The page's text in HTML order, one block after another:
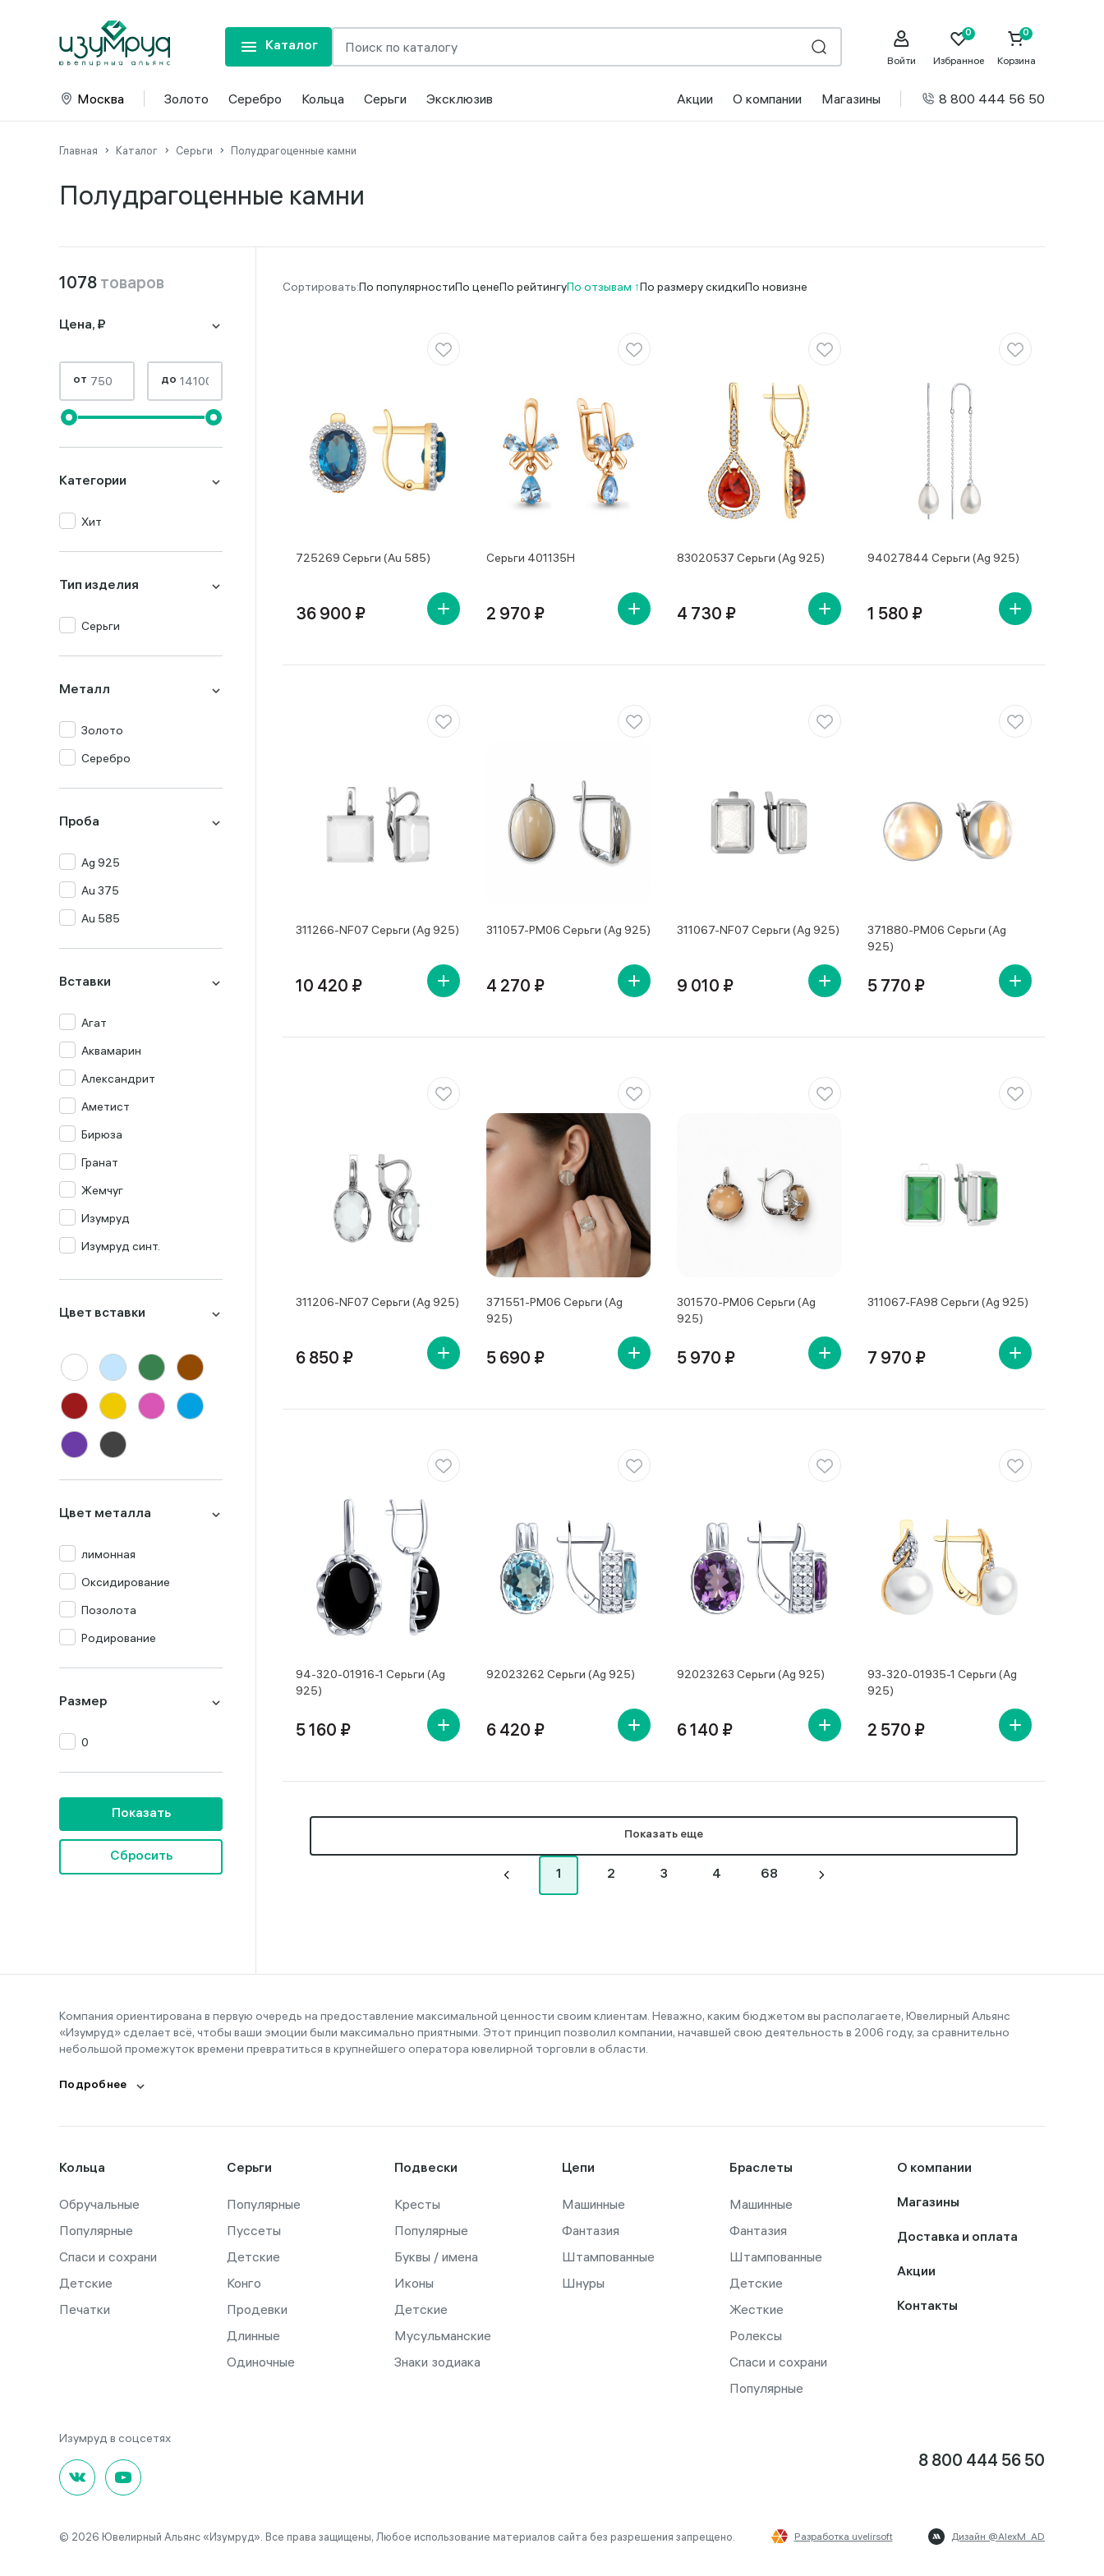
Каталог
Войти Избранное Корзина
Москва Золото Серебро Кольца Серьги Эксклюзив Акции О компании Магазины 8 800 444 56 50
Главная Каталог Серьги Полудрагоценные камни
Полудрагоценные камни
1078 товаров
Цена, ₽
от до
Категории
Хит
Тип изделия
Серьги
Металл
Золото
Серебро
Проба
Ag 925
Au 375
Au 585
Вставки
Агат
Аквамарин
Александрит
Аметист
Бирюза
Гранат
Жемчуг
Изумруд
Изумруд синт.
Малахит
Миксы
Оникс
Опал
Раух-топаз
Родолит
Топаз
Турмалин
Фианит
Янтарь
Цвет вставки
Цвет металла
лимонная
Оксидирование
Позолота
Родирование
Размер
0
Показать
Сбросить
По популярностиПо ценеПо рейтингуПо отзывам По размеру скидкиПо новизне
725269 Серьги (Au 585)
36 900 ₽
Серьги 401135Н
2 970 ₽
83020537 Серьги (Ag 925)
4 730 ₽
94027844 Серьги (Ag 925)
1 580 ₽
311266-NF07 Серьги (Ag 925)
10 420 ₽
311057-PM06 Серьги (Ag 925)
4 270 ₽
311067-NF07 Серьги (Ag 925)
9 010 ₽
371880-PM06 Серьги (Ag
925)
5 770 ₽
311206-NF07 Серьги (Ag 925)
6 850 ₽
371551-PM06 Серьги (Ag
925)
5 690 ₽
301570-PM06 Серьги (Ag
925)
5 970 ₽
311067-FA98 Серьги (Ag 925)
7 970 ₽
94-320-01916-1 Серьги (Ag
925)
5 160 ₽
92023262 Серьги (Ag 925)
6 420 ₽
92023263 Серьги (Ag 925)
6 140 ₽
93-320-01935-1 Серьги (Ag
925)
2 570 ₽
Показать еще
1 2 3 4 68
Компания ориентирована в первую очередь на предоставление максимальной ценности своим клиентам. Неважно, каким бюджетом вы располагаете, Ювелирный Альянс
«Изумруд» сделает всё, чтобы ваши эмоции были максимально приятными. Этот принцип позволил компании, начавшей свою деятельность в 2006 году, за сравнительно
небольшой промежуток времени превратиться в крупнейшего оператора ювелирной торговли в области.
Подробнее
Кольца
Обручальные
Популярные
Спаси и сохрани
Детские
Печатки
Серьги
Популярные
Пуссеты
Детские
Конго
Продевки
Длинные
Одиночные
Подвески
Кресты
Популярные
Буквы / имена
Иконы
Детские
Мусульманские
Знаки зодиака
Цепи
Машинные
Фантазия
Штампованные
Шнуры
Браслеты
Машинные
Фантазия
Штампованные
Детские
Жесткие
Ролексы
Спаси и сохрани
Популярные
О компании
Магазины
Доставка и оплата
Акции
Контакты
8 800 444 56 50
© 2026 Ювелирный Альянс «Изумруд». Все права защищены, Любое использование материалов сайта без разрешения запрещено. Разработка uvelirsoft Дизайн @AlexM_AD